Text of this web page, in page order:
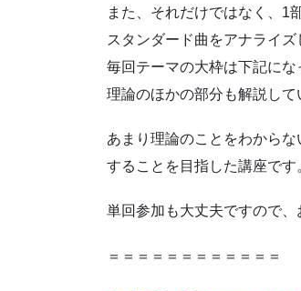
また、それだけではなく、1
スタンダード曲をアナライ
毎回テーマの大枠は下記にな
理論のほかの部分も解説して
あまり理論のことをわから
することを目指した講座です
単回参加も大丈夫ですので、
＝＝＝＝＝＝＝＝＝＝＝＝